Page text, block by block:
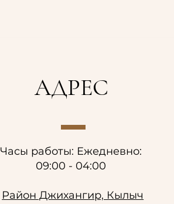
АДРЕС
Часы работы: Ежедневно:
09:00 - 04:00
Район Джихангир, Кылыч